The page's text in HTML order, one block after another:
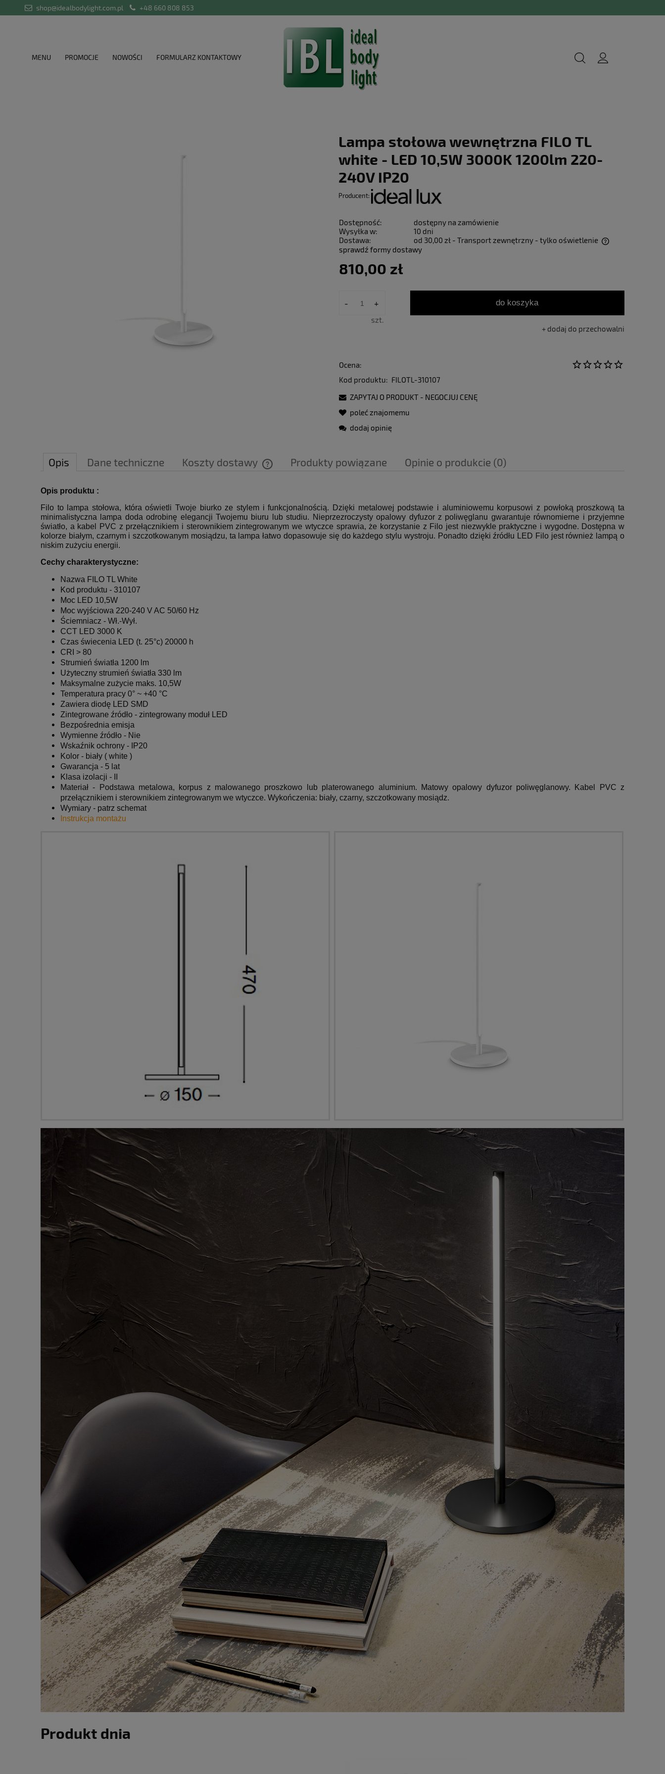
shop@idealbodylight.com.pl +48 660 808 853
MENU PROMOCJE NOWOŚCI FORMULARZ KONTAKTOWY
Lampa stołowa wewnętrzna FILO TL
white - LED 10,5W 3000K 1200lm 220-
240V IP20
Producent:
Dostępność:
dostępny na zamówienie
Wysyłka w:
10 dni
Dostawa:
od 30,00 zł - Transport zewnętrzny - tylko oświetlenie
sprawdź formy dostawy
810,00 zł
- +
szt.
do koszyka
dodaj do przechowalni
Ocena:
Kod produktu: FILOTL-310107
ZAPYTAJ O PRODUKT - NEGOCJUJ CENĘ
poleć znajomemu
dodaj opinię
Opis Dane techniczne Koszty dostawy Produkty powiązane Opinie o produkcie (0)
Opis produktu :
Filo to lampa stołowa, która oświetli Twoje biurko ze stylem i funkcjonalnością.
Dzięki metalowej podstawie i aluminiowemu korpusowi z powłoką proszkową ta
minimalistyczna lampa doda odrobinę elegancji Twojemu biuru lub studiu. Nieprzezroczysty opalowy dyfuzor z poliwęglanu gwarantuje równomierne i przyjemne
światło, a kabel PVC z przełącznikiem i sterownikiem zintegrowanym we wtyczce sprawia, że korzystanie z Filo jest niezwykle praktyczne i wygodne. Dostępna w
kolorze białym, czarnym i szczotkowanym mosiądzu, ta lampa łatwo dopasowuje się do każdego stylu wystroju. Ponadto dzięki źródłu LED Filo jest również lampą o
niskim zużyciu energii.
Cechy charakterystyczne:
Nazwa FILO TL White
Kod produktu - 310107
Moc LED 10,5W
Moc wyjściowa 220-240 V AC 50/60 Hz
Ściemniacz - Wł.-Wył.
CCT LED 3000 K
Czas świecenia LED (t. 25°c) 20000 h
CRI > 80
Strumień światła 1200 lm
Użyteczny strumień światła 330 lm
Maksymalne zużycie maks. 10,5W
Temperatura pracy 0° ~ +40 °C
Zawiera diodę LED SMD
Zintegrowane źródło - zintegrowany moduł LED
Bezpośrednia emisja
Wymienne źródło - Nie
Wskaźnik ochrony - IP20
Kolor - biały ( white )
Gwarancja - 5 lat
Klasa izolacji - II
Materiał -
Podstawa metalowa, korpus z malowanego proszkowo lub platerowanego aluminium. Matowy opalowy dyfuzor poliwęglanowy. Kabel PVC z
przełącznikiem i sterownikiem zintegrowanym we wtyczce. Wykończenia: biały, czarny, szczotkowany mosiądz.
Wymiary - patrz schemat
Instrukcja montażu
Produkt dnia